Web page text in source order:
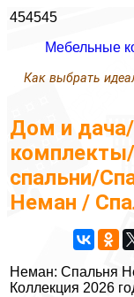
454545
Мебельные
Как выбрать
Дом и
спальни/
Неман /
Неман: Спальня
Коллекция 2026